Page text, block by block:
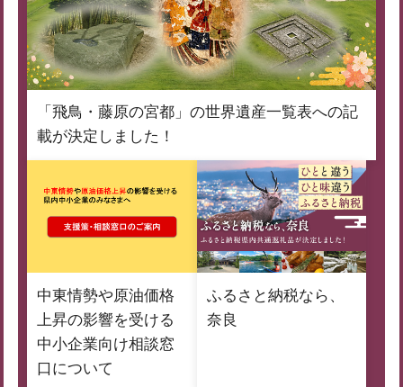
「飛鳥・藤原の宮都」の世界遺産一覧表への記
載が決定しました！
中東情勢や原油価格
上昇の影響を受ける
中小企業向け相談窓
口について
ふるさと納税なら、
奈良